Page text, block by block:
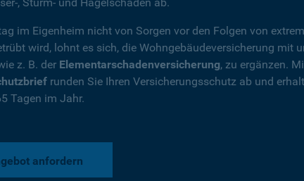
im Eigenheim nicht von Sorgen vor den Folgen von
wird, lohnt es sich, die Wohngebäudeversicherung mit
z. B. der Elementarschadenversicherung, zu ergänzen.
runden Sie Ihren Versicherungsschutz ab und
Tagen im Jahr.
anfordern